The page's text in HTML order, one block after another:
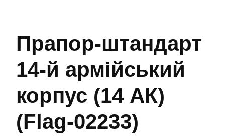
Прапор-штандарт
14-й армійський
корпус (14 АК)
(Flag-02233)